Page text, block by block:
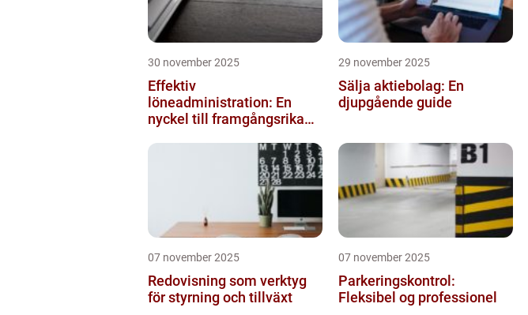
30 november 2025
Effektiv
löneadministration: En
nyckel till framgångsrika
29 november 2025
Sälja aktiebolag: En
djupgående guide
07 november 2025
Redovisning som verktyg
för styrning och tillväxt
07 november 2025
Parkeringskontrol:
Fleksibel og professionel